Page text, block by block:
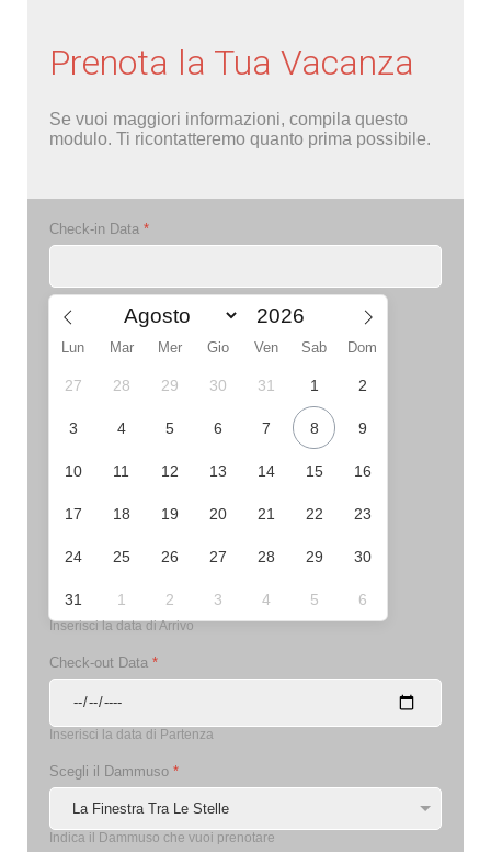
Prenota la Tua Vacanza
Se vuoi maggiori informazioni, compila questo
modulo. Ti ricontatteremo quanto prima possibile.
Check-in Data *
Lun Mar Mer Gio Ven Sab Dom
27 28 29 30 31 1 2
3 4 5 6 7 8 9
10 11 12 13 14 15 16
17 18 19 20 21 22 23
24 25 26 27 28 29 30
31 1 2 3 4 5 6
Inserisci la data di Arrivo
Check-out Data *
Inserisci la data di Partenza
Scegli il Dammuso *
Indica il Dammuso che vuoi prenotare